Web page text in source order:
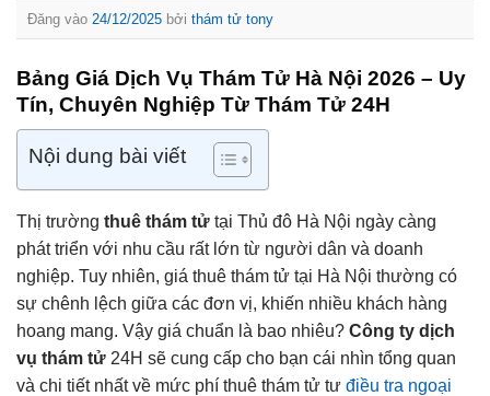
Đăng vào 24/12/2025 bởi thám tử tony
Bảng Giá Dịch Vụ Thám Tử Hà Nội 2026 – Uy
Tín, Chuyên Nghiệp Từ Thám Tử 24H
Nội dung bài viết
Thị trường thuê thám tử tại Thủ đô Hà Nội ngày càng
phát triển với nhu cầu rất lớn từ người dân và doanh
nghiệp. Tuy nhiên, giá thuê thám tử tại Hà Nội thường có
sự chênh lệch giữa các đơn vị, khiến nhiều khách hàng
hoang mang. Vậy giá chuẩn là bao nhiêu? Công ty dịch
vụ thám tử 24H sẽ cung cấp cho bạn cái nhìn tổng quan
và chi tiết nhất về mức phí thuê thám tử tư điều tra ngoại